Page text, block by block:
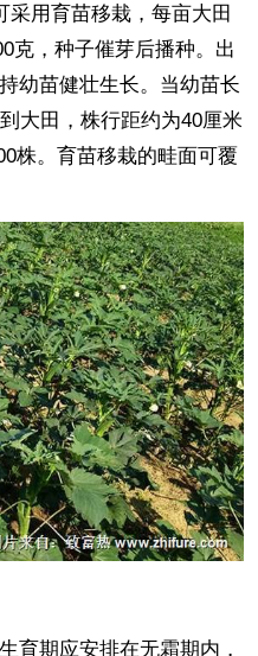
采用育苗移栽，每亩大田
克，种子催芽后播种。出
幼苗健壮生长。当幼苗长
大田，株行距约为40厘米
株。育苗移栽的畦面可覆
育期应安排在无霜期内，